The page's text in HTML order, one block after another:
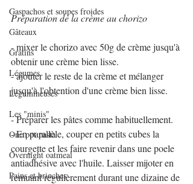
Gaspachos et soupes froides
Gâteaux
Gratins
Légumes
Légumineuses
Les "minis"
One pot pasta
Overnight oatmeal
Pains et brioches
Préparation de la crème au chorizo
- mixer le chorizo avec 50g de crème jusqu'à
obtenir une crème bien lisse.
- ajouter le reste de la crème et mélanger
jusqu'à l'obtention d'une crème bien lisse.
- Préparer les pâtes comme habituellement.
- En parallèle, couper en petits cubes la
courgette et les faire revenir dans une poele
antiadhésive avec l'huile. Laisser mijoter en
remuant régulièrement durant une dizaine de